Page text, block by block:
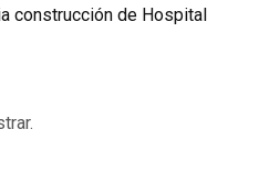
construcción de Hospital